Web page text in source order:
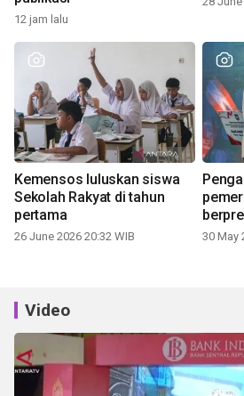
12 jam lalu
Kemensos luluskan siswa
Sekolah Rakyat di tahun
pertama
26 June 2026 20:32 WIB 30 May
Video